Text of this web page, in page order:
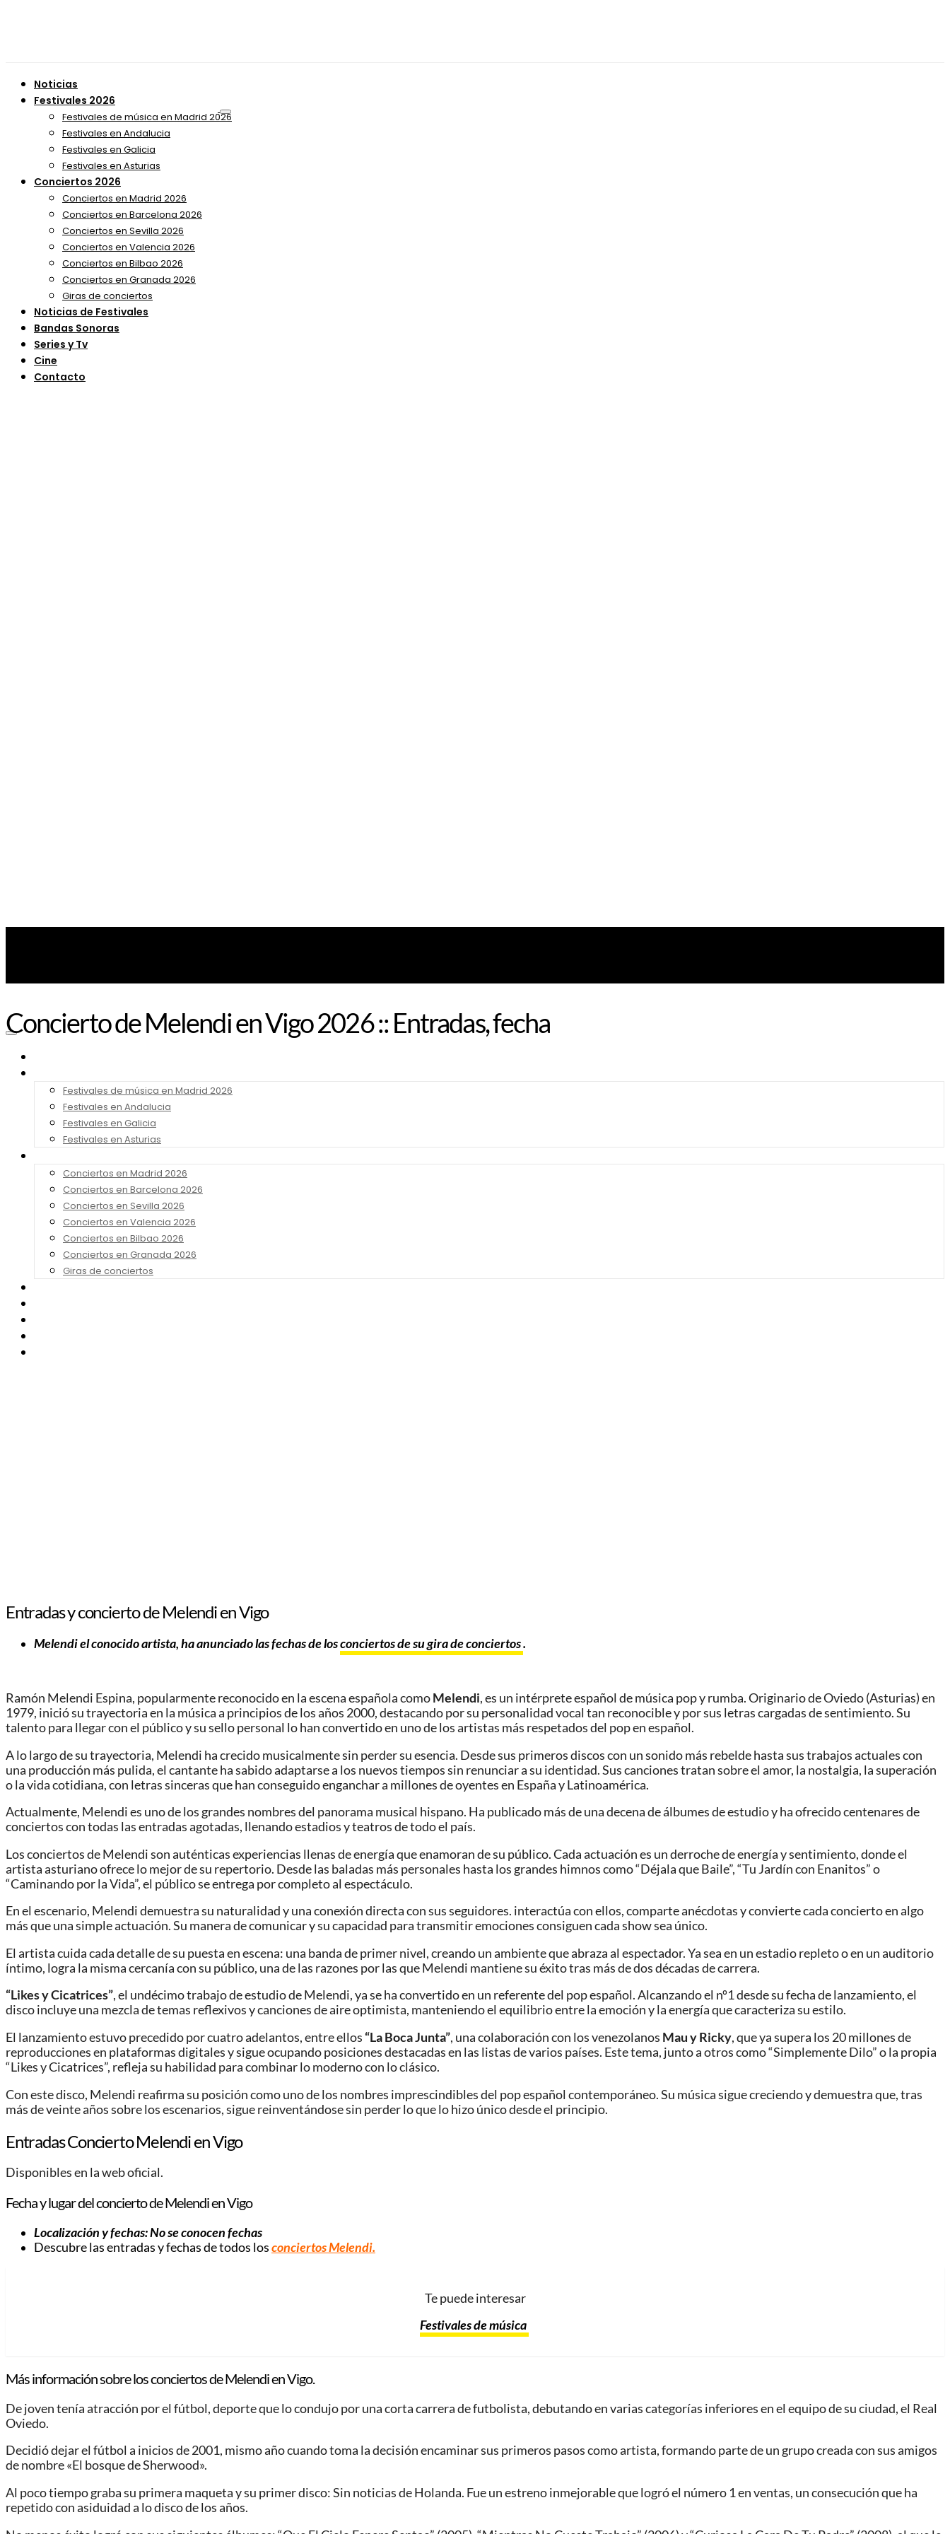
Noticias
Festivales 2026
Festivales de música en Madrid 2026
Festivales en Andalucia
Festivales en Galicia
Festivales en Asturias
Conciertos 2026
Conciertos en Madrid 2026
Conciertos en Barcelona 2026
Conciertos en Sevilla 2026
Conciertos en Valencia 2026
Conciertos en Bilbao 2026
Conciertos en Granada 2026
Giras de conciertos
Noticias de Festivales
Bandas Sonoras
Series y Tv
Cine
Contacto
Festivales de música en Madrid 2026
Festivales en Andalucia
Festivales en Galicia
Festivales en Asturias
Conciertos en Madrid 2026
Conciertos en Barcelona 2026
Conciertos en Sevilla 2026
Conciertos en Valencia 2026
Conciertos en Bilbao 2026
Conciertos en Granada 2026
Giras de conciertos
Concierto de Melendi en Vigo 2026 :: Entradas, fecha
Entradas y concierto de Melendi en Vigo
Melendi el conocido artista, ha anunciado las fechas de losconciertos de su gira de conciertos.
Ramón Melendi Espina, popularmente reconocido en la escena española comoMelendi, es un intérprete español de música pop y rumba. Originario de Oviedo (Asturias) en
1979, inició su trayectoria en la música a principios de los años 2000, destacando por su personalidad vocal tan reconocible y por sus letras cargadas de sentimiento. Su
talento para llegar con el público y su sello personal lo han convertido en uno de los artistas más respetados del pop en español.
A lo largo de su trayectoria, Melendi ha crecido musicalmente sin perder su esencia. Desde sus primeros discos con un sonido más rebelde hasta sus trabajos actuales con
una producción más pulida, el cantante ha sabido adaptarse a los nuevos tiempos sin renunciar a su identidad. Sus canciones tratan sobre el amor, la nostalgia, la superación
o la vida cotidiana, con letras sinceras que han conseguido enganchar a millones de oyentes en España y Latinoamérica.
Actualmente, Melendi es uno de los grandes nombres del panorama musical hispano. Ha publicado más de una decena de álbumes de estudio y ha ofrecido centenares de
conciertos con todas las entradas agotadas, llenando estadios y teatros de todo el país.
Los conciertos de Melendi son auténticas experiencias llenas de energía que enamoran de su público. Cada actuación es un derroche de energía y sentimiento, donde el
artista asturiano ofrece lo mejor de su repertorio. Desde las baladas más personales hasta los grandes himnos como “Déjala que Baile”, “Tu Jardín con Enanitos” o
“Caminando por la Vida”, el público se entrega por completo al espectáculo.
En el escenario, Melendi demuestra su naturalidad y una conexión directa con sus seguidores. interactúa con ellos, comparte anécdotas y convierte cada concierto en algo
más que una simple actuación. Su manera de comunicar y su capacidad para transmitir emociones consiguen cada show sea único.
El artista cuida cada detalle de su puesta en escena: una banda de primer nivel, creando un ambiente que abraza al espectador. Ya sea en un estadio repleto o en un auditorio
íntimo, logra la misma cercanía con su público, una de las razones por las que Melendi mantiene su éxito tras más de dos décadas de carrera.
“Likes y Cicatrices”, el undécimo trabajo de estudio de Melendi, ya se ha convertido en un referente del pop español. Alcanzando el nº1 desde su fecha de lanzamiento, el
disco incluye una mezcla de temas reflexivos y canciones de aire optimista, manteniendo el equilibrio entre la emoción y la energía que caracteriza su estilo.
El lanzamiento estuvo precedido por cuatro adelantos, entre ellos “La Boca Junta”, una colaboración con los venezolanos Mau y Ricky, que ya supera los 20 millones de
reproducciones en plataformas digitales y sigue ocupando posiciones destacadas en las listas de varios países. Este tema, junto a otros como “Simplemente Dilo” o la propia
“Likes y Cicatrices”, refleja su habilidad para combinar lo moderno con lo clásico.
Con este disco, Melendi reafirma su posición como uno de los nombres imprescindibles del pop español contemporáneo. Su música sigue creciendo y demuestra que, tras
más de veinte años sobre los escenarios, sigue reinventándose sin perder lo que lo hizo único desde el principio.
Entradas Concierto Melendi en Vigo
Disponibles en la web oficial.
Fecha y lugar del concierto de Melendi en Vigo
Localización y fechas: No se conocen fechas
Descubre las entradas y fechas de todos losconciertos Melendi.
Te puede interesar
Festivales de música
Más información sobre los conciertos de Melendi en Vigo.
De joven tenía atracción por el fútbol, deporte que lo condujo por una corta carrera de futbolista, debutando en varias categorías inferiores en el equipo de su ciudad, el Real
Oviedo.
Decidió dejar el fútbol a inicios de 2001, mismo año cuando toma la decisión encaminar sus primeros pasos como artista, formando parte de un grupo creada con sus amigos
de nombre «El bosque de Sherwood».
Al poco tiempo graba su primera maqueta y su primer disco: Sin noticias de Holanda. Fue un estreno inmejorable que logró el número 1 en ventas, un consecución que ha
repetido con asiduidad a lo disco de los años.